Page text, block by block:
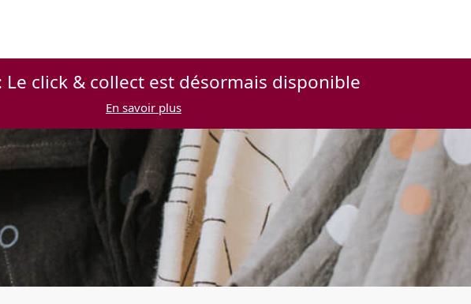
Le click & collect est désormais disponible
En savoir plus